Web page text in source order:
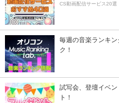
CS動画配信サービス20選
毎週の音楽ランキ
ク！
試写会、登壇イベ
ト！